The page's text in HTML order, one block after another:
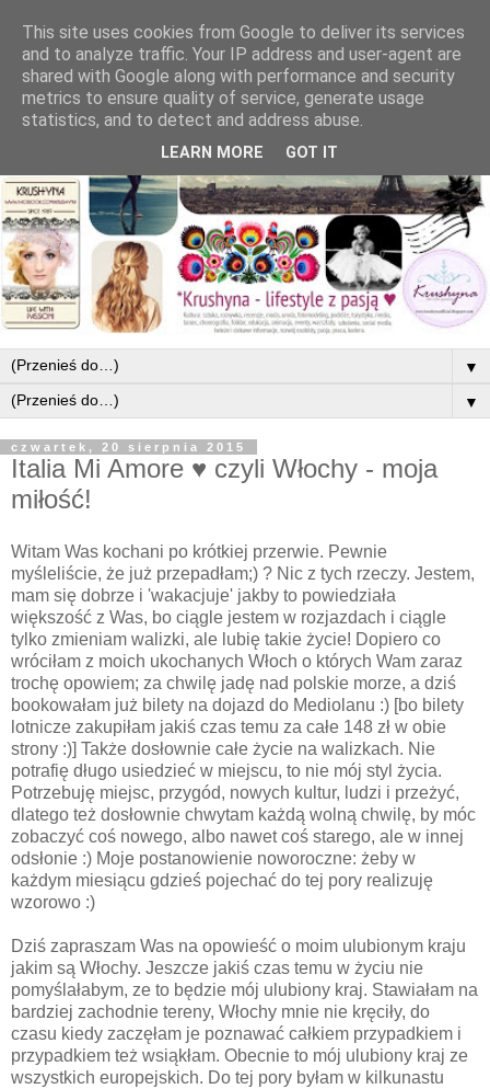
▼
▼
czwartek, 20 sierpnia 2015
Italia Mi Amore ♥ czyli Włochy - moja
miłość!
Witam Was kochani po krótkiej przerwie. Pewnie
myśleliście, że już przepadłam;) ? Nic z tych rzeczy. Jestem,
mam się dobrze i 'wakacjuje' jakby to powiedziała
większość z Was, bo ciągle jestem w rozjazdach i ciągle
tylko zmieniam walizki, ale lubię takie życie! Dopiero co
wróciłam z moich ukochanych Włoch o których Wam zaraz
trochę opowiem; za chwilę jadę nad polskie morze, a dziś
bookowałam już bilety na dojazd do Mediolanu :) [bo bilety
lotnicze zakupiłam jakiś czas temu za całe 148 zł w obie
strony :)] Także dosłownie całe życie na walizkach. Nie
potrafię długo usiedzieć w miejscu, to nie mój styl życia.
Potrzebuję miejsc, przygód, nowych kultur, ludzi i przeżyć,
dlatego też dosłownie chwytam każdą wolną chwilę, by móc
zobaczyć coś nowego, albo nawet coś starego, ale w innej
odsłonie :) Moje postanowienie noworoczne: żeby w
każdym miesiącu gdzieś pojechać do tej pory realizuję
wzorowo :)
Dziś zapraszam Was na opowieść o moim ulubionym kraju
jakim są Włochy. Jeszcze jakiś czas temu w życiu nie
pomyślałabym, ze to będzie mój ulubiony kraj. Stawiałam na
bardziej zachodnie tereny, Włochy mnie nie kręciły, do
czasu kiedy zaczęłam je poznawać całkiem przypadkiem i
przypadkiem też wsiąkłam. Obecnie to mój ulubiony kraj ze
wszystkich europejskich. Do tej pory byłam w kilkunastu
This site uses cookies from Google to deliver its services
and to analyze traffic. Your IP address and user-agent are
shared with Google along with performance and security
metrics to ensure quality of service, generate usage
statistics, and to detect and address abuse.
LEARN MORE GOT IT